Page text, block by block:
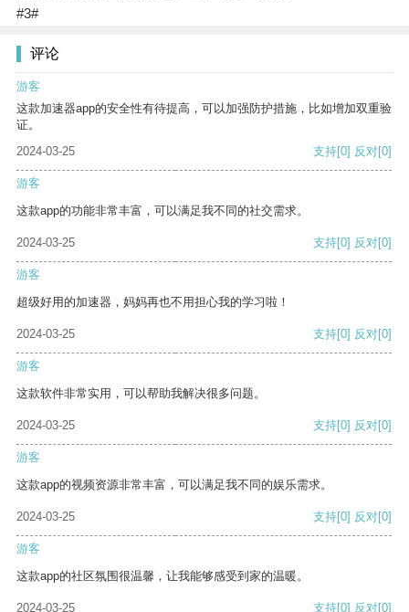
#3#
评论
游客
这款加速器app的安全性有待提高，可以加强防护措施，比如增加双重验
证。
2024-03-25
支持[0] 反对[0]
游客
这款app的功能非常丰富，可以满足我不同的社交需求。
2024-03-25 支持[0] 反对[0]
游客
超级好用的加速器，妈妈再也不用担心我的学习啦！
2024-03-25 支持[0] 反对[0]
游客
这款软件非常实用，可以帮助我解决很多问题。
2024-03-25 支持[0] 反对[0]
游客
这款app的视频资源非常丰富，可以满足我不同的娱乐需求。
2024-03-25 支持[0] 反对[0]
游客
这款app的社区氛围很温馨，让我能够感受到家的温暖。
2024-03-25 支持[0] 反对[0]